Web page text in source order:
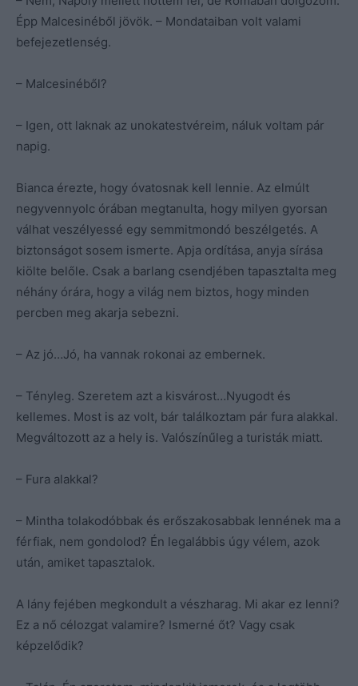
Épp Malcesinéből jövök. – Mondataiban volt valami
befejezetlenség.
– Malcesinéből?
– Igen, ott laknak az unokatestvéreim, náluk voltam pár
napig.
Bianca érezte, hogy óvatosnak kell lennie. Az elmúlt
negyvennyolc órában megtanulta, hogy milyen gyorsan
válhat veszélyessé egy semmitmondó beszélgetés. A
biztonságot sosem ismerte. Apja ordítása, anyja sírása
kiölte belőle. Csak a barlang csendjében tapasztalta meg
néhány órára, hogy a világ nem biztos, hogy minden
percben meg akarja sebezni.
– Az jó…Jó, ha vannak rokonai az embernek.
– Tényleg. Szeretem azt a kisvárost…Nyugodt és
kellemes. Most is az volt, bár találkoztam pár fura alakkal.
Megváltozott az a hely is. Valószínűleg a turisták miatt.
– Fura alakkal?
– Mintha tolakodóbbak és erőszakosabbak lennének ma a
férfiak, nem gondolod? Én legalábbis úgy vélem, azok
után, amiket tapasztalok.
A lány fejében megkondult a vészharag. Mi akar ez lenni?
Ez a nő célozgat valamire? Ismerné őt? Vagy csak
képzelődik?